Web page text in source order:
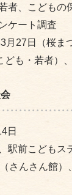
者、こどもの
ケート調査
月27日（桜ま
ども・若者）
日
駅前こどもス
さんさん館）